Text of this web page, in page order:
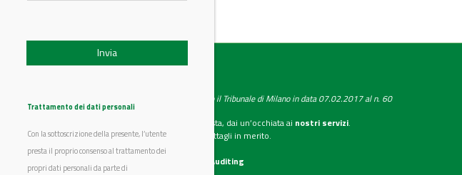
Testata giornalistica registrata presso il Tribunale di Milano in data 07.02.2017 al n. 60
Se vuoi diventare nostro inserzionista, dai un’occhiata ai nostri servizi.
Scarica il mediakitper maggiori dettagli in merito.
CSST WebAuditing
Trattamento dei dati personali
Con la sottoscrizione della presente, l’utente
presta il proprio consenso al trattamento dei
propri dati personali da parte di